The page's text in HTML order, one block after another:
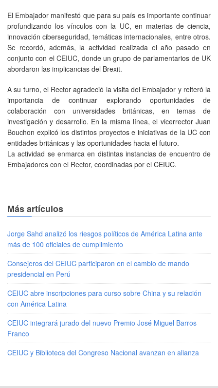
El Embajador manifestó que para su país es importante continuar
profundizando los vínculos con la UC, en materias de ciencia,
innovación ciberseguridad, temáticas internacionales, entre otros.
Se recordó, además, la actividad realizada el año pasado en
conjunto con el CEIUC, donde un grupo de parlamentarios de UK
abordaron las implicancias del Brexit.
A su turno, el Rector agradeció la visita del Embajador y reiteró la
importancia de continuar explorando oportunidades de
colaboración con universidades británicas, en temas de
investigación y desarrollo. En la misma línea, el vicerrector Juan
Bouchon explicó los distintos proyectos e iniciativas de la UC con
entidades británicas y las oportunidades hacia el futuro.
La actividad se enmarca en distintas instancias de encuentro de
Embajadores con el Rector, coordinadas por el CEIUC.
Más artículos
Jorge Sahd analizó los riesgos políticos de América Latina ante
más de 100 oficiales de cumplimiento
Consejeros del CEIUC participaron en el cambio de mando
presidencial en Perú
CEIUC abre inscripciones para curso sobre China y su relación
con América Latina
CEIUC integrará jurado del nuevo Premio José Miguel Barros
Franco
CEIUC y Biblioteca del Congreso Nacional avanzan en alianza